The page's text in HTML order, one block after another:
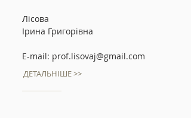
Лісова
Ірина Григорівна
E-mail: prof.lisovaj@gmail.com
ДЕТАЛЬНІШЕ >>